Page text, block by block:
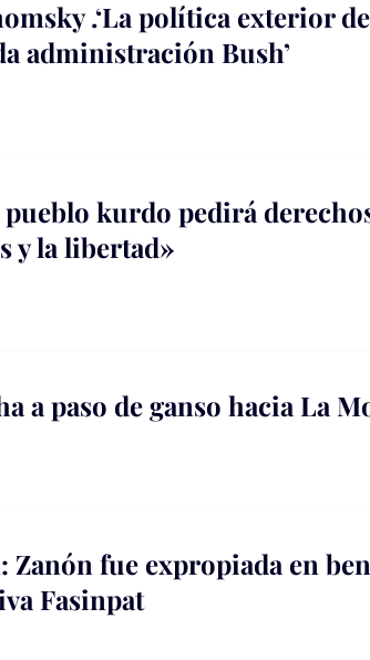
.‘La política exterior
administración Bush’
pueblo kurdo pedirá
y la libertad»
a paso de ganso hacia La
Zanón fue expropiada en
Fasinpat